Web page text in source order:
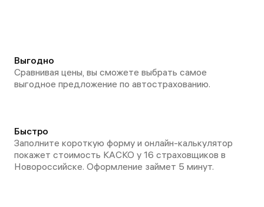
Выгодно
Сравнивая цены, вы сможете выбрать самое
выгодное предложение по автострахованию.
Быстро
Заполните короткую форму и онлайн-калькулятор
покажет стоимость КАСКО у 16 страховщиков в
Новороссийске. Оформление займет 5 минут.